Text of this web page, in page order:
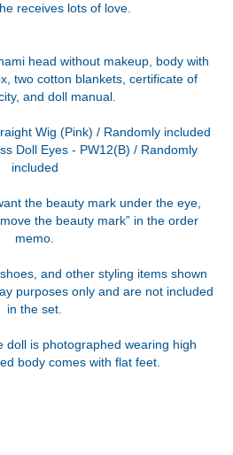
receives lots of love.
head without makeup, body with
two cotton blankets, certificate of
and doll manual.
Wig (Pink) / Randomly included
Doll Eyes - PW12(B) / Randomly
included
the beauty mark under the eye,
the beauty mark” in the order
memo.
and other styling items shown
purposes only and are not included
in the set.
doll is photographed wearing high
body comes with flat feet.